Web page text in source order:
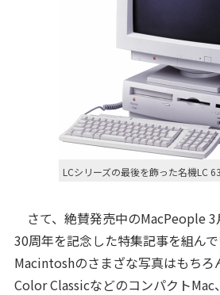
LCシリーズの最後を飾った名機LC
さて、絶賛発売中のMacPeople
30周年を記念した特集記事を組ん
Macintoshのさまざな写真はもちろ
Color Classicなどのコンパクト